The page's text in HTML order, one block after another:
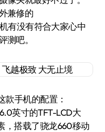
兼修的
有没有符合大家心中
测吧。
手机的配置：
英寸的TFT-LCD大
，搭载了骁龙660移动